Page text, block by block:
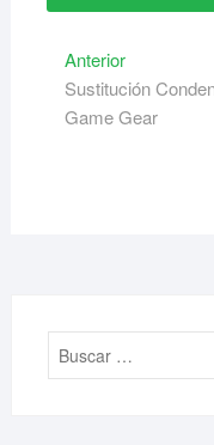
Navegación
de
AnteriorEntrada
anterior:
Sustitución
Game Gear